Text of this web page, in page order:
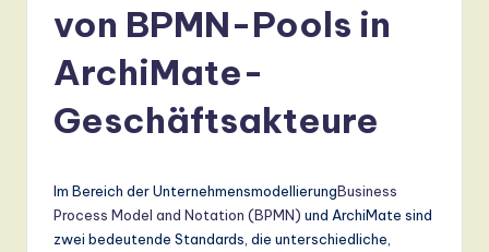
mvon BPMN-Pools in
ArchiMate-
Geschäftsakteure
Im Bereich der UnternehmensmodellierungBusiness
Process Model and Notation (BPMN) und ArchiMate sind
zwei bedeutende Standards, die unterschiedliche,